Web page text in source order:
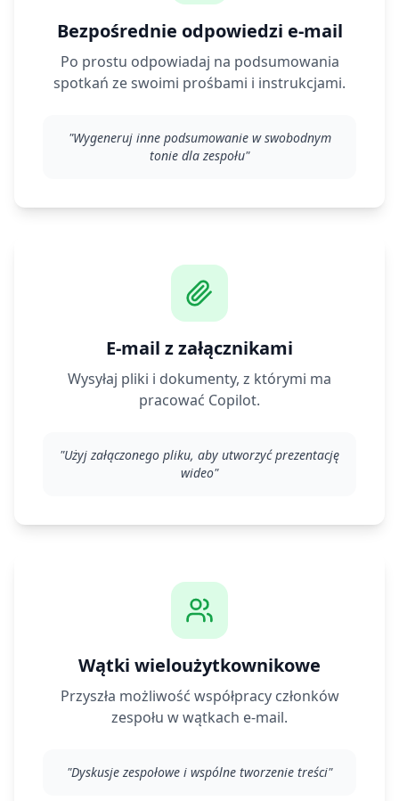
Bezpośrednie odpowiedzi e-mail
Po prostu odpowiadaj na podsumowania
spotkań ze swoimi prośbami i instrukcjami.
"Wygeneruj inne podsumowanie w swobodnym
tonie dla zespołu"
E-mail z załącznikami
Wysyłaj pliki i dokumenty, z którymi ma
pracować Copilot.
"Użyj załączonego pliku, aby utworzyć prezentację
wideo"
Wątki wieloużytkownikowe
Przyszła możliwość współpracy członków
zespołu w wątkach e-mail.
"Dyskusje zespołowe i wspólne tworzenie treści"